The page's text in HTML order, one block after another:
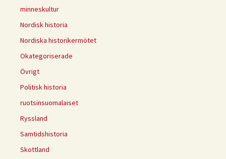
minneskultur
Nordisk historia
Nordiska historikermötet
Okategoriserade
Övrigt
Politisk historia
ruotsinsuomalaiset
Ryssland
Samtidshistoria
Skottland